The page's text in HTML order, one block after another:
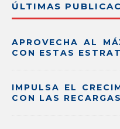
ÚLTIMAS
APROVECHA AL
CON ESTAS
IMPULSA EL
CON LAS